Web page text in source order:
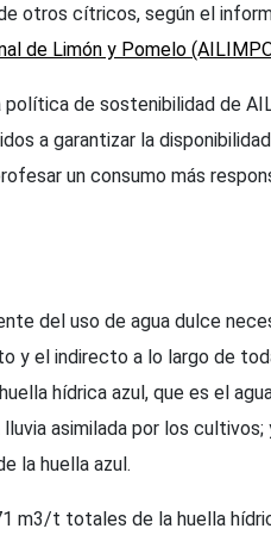
otros cítricos, según el
de Limón y Pomelo
de sostenibilidad de
a garantizar la
un consumo más
del uso de agua dulce
y el indirecto a lo largo de
hídrica azul, que es el
asimilada por los cultivos;
la huella azul.
m3/t totales de la huella